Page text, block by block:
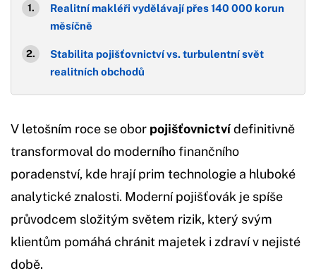
Realitní makléři vydělávají přes 140 000 korun
měsíčně
Stabilita pojišťovnictví vs. turbulentní svět
realitních obchodů
V letošním roce se obor pojišťovnictvídefinitivně
transformoval do moderního finančního
poradenství, kde hrají prim technologie a hluboké
analytické znalosti. Moderní pojišťovák je spíše
průvodcem složitým světem rizik, který svým
klientům pomáhá chránit majetek i zdraví v nejisté
době.